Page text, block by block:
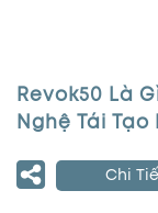
Revok50 Là
Nghệ Tái Tạo
Chi